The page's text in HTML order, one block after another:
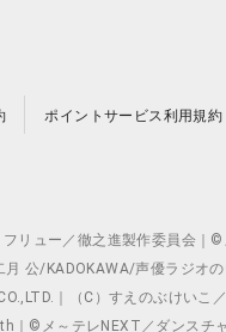
ポイントサービス利用規約
ュー／徹之進製作委員会｜©
公/KADOKAWA/声優ラジオ
｜（C）すえのぶけいこ
｜©メ～テレNEXT／ダンスチ